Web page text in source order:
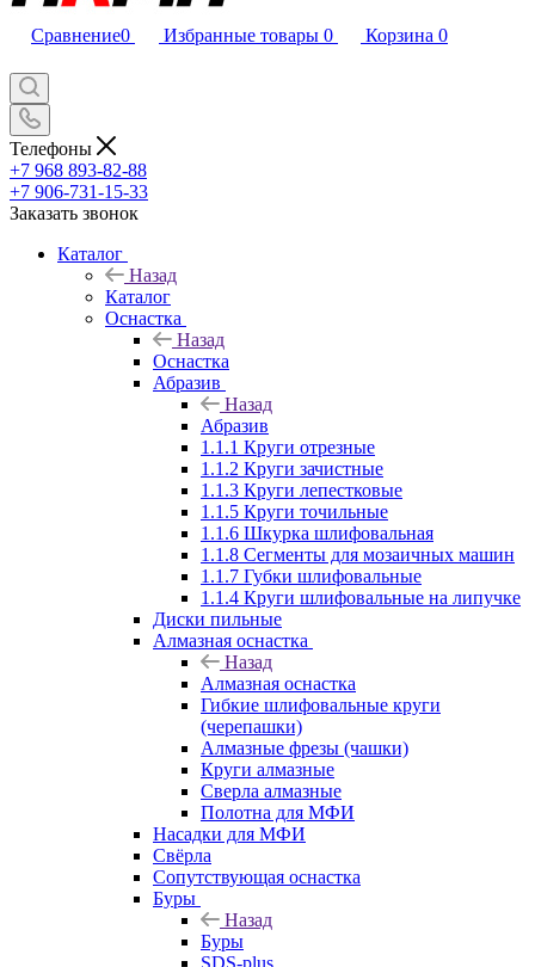
Сравнение0 Избранные товары 0 Корзина 0
Телефоны
+7 968 893-82-88
+7 906-731-15-33
Заказать звонок
Каталог
Назад
Каталог
Оснастка
Назад
Оснастка
Абразив
Назад
Абразив
1.1.1 Круги отрезные
1.1.2 Круги зачистные
1.1.3 Круги лепестковые
1.1.5 Круги точильные
1.1.6 Шкурка шлифовальная
1.1.8 Сегменты для мозаичных машин
1.1.7 Губки шлифовальные
1.1.4 Круги шлифовальные на липучке
Диски пильные
Алмазная оснастка
Назад
Алмазная оснастка
Гибкие шлифовальные круги
(черепашки)
Алмазные фрезы (чашки)
Круги алмазные
Сверла алмазные
Полотна для МФИ
Насадки для МФИ
Свёрла
Сопутствующая оснастка
Буры
Назад
Буры
SDS-plus